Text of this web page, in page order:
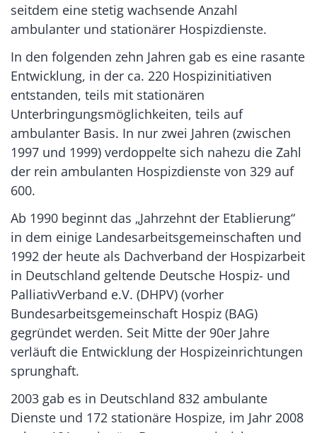
seitdem eine stetig wachsende Anzahl
ambulanter und stationärer Hospizdienste.
In den folgenden zehn Jahren gab es eine rasante
Entwicklung, in der ca. 220 Hospizinitiativen
entstanden, teils mit stationären
Unterbringungsmöglichkeiten, teils auf
ambulanter Basis. In nur zwei Jahren (zwischen
1997 und 1999) verdoppelte sich nahezu die Zahl
der rein ambulanten Hospizdienste von 329 auf
600.
Ab 1990 beginnt das „Jahrzehnt der Etablierung“
in dem einige Landesarbeitsgemeinschaften und
1992 der heute als Dachverband der Hospizarbeit
in Deutschland geltende Deutsche Hospiz- und
PalliativVerband e.V. (DHPV) (vorher
Bundesarbeitsgemeinschaft Hospiz (BAG)
gegründet werden. Seit Mitte der 90er Jahre
verläuft die Entwicklung der Hospizeinrichtungen
sprunghaft.
2003 gab es in Deutschland 832 ambulante
Dienste und 172 stationäre Hospize, im Jahr 2008